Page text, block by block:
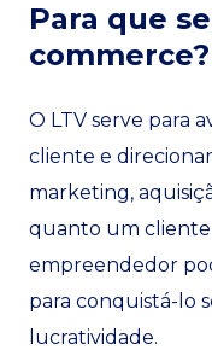
Para que
commerce?
O LTV serve para
cliente e
marketing,
quanto um cliente
empreendedor
para conquistá-lo
lucratividade.